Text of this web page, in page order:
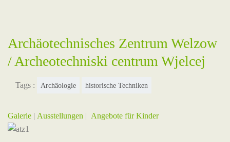
Archäotechnisches Zentrum Welzow
/ Archeotechniski centrum Wjelcej
Tags : Archäologie historische Techniken
Galerie | Ausstellungen | Angebote für Kinder